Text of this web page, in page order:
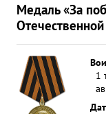
Медаль «За
1